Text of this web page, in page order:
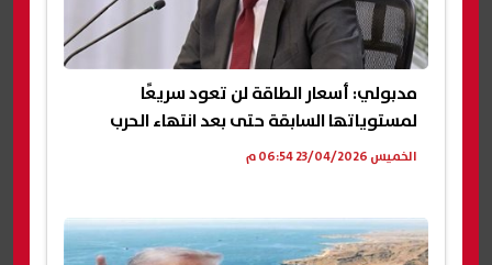
مدبولي: أسعار الطاقة لن تعود سريعًا
لمستوياتها السابقة حتى بعد انتهاء الحرب
الخميس 23/04/2026 06:54 م